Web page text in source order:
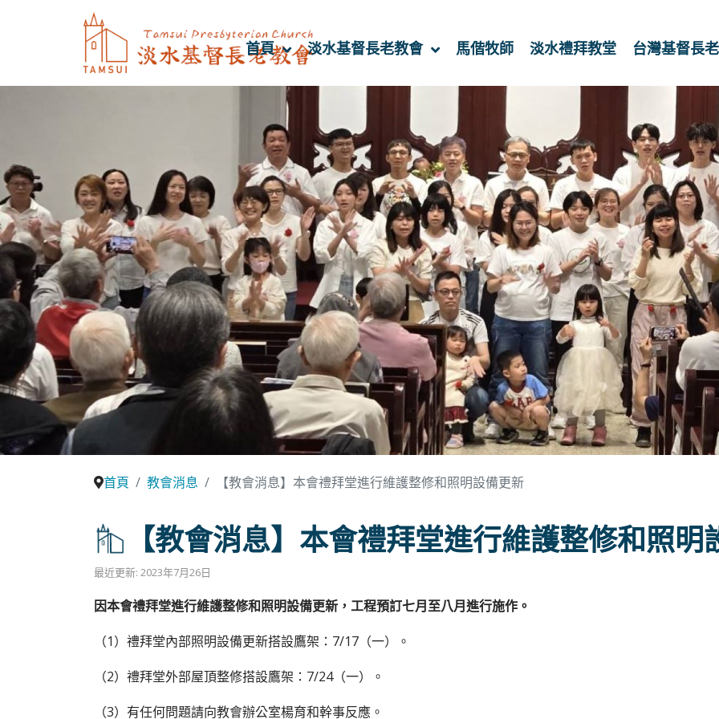
首頁 淡水基督長老教會 馬偕牧師 淡水禮拜教堂 台灣基督長
首頁 教會消息 【教會消息】本會禮拜堂進行維護整修和照明設備更新
【教會消息】本會禮拜堂進行維護整修和照明
最近更新: 2023年7月26日
因本會禮拜堂進行維護整修和照明設備更新，工程預訂七月至八月進行施作。
（1）禮拜堂內部照明設備更新搭設鷹架：7/17（一）。
（2）禮拜堂外部屋頂整修搭設鷹架：7/24（一）。
（3）有任何問題請向教會辦公室楊育和幹事反應。